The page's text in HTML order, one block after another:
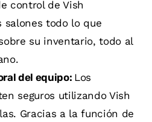
control de Vish
salones todo lo que
su inventario, todo al
del equipo: Los
seguros utilizando Vish
Gracias a la función de